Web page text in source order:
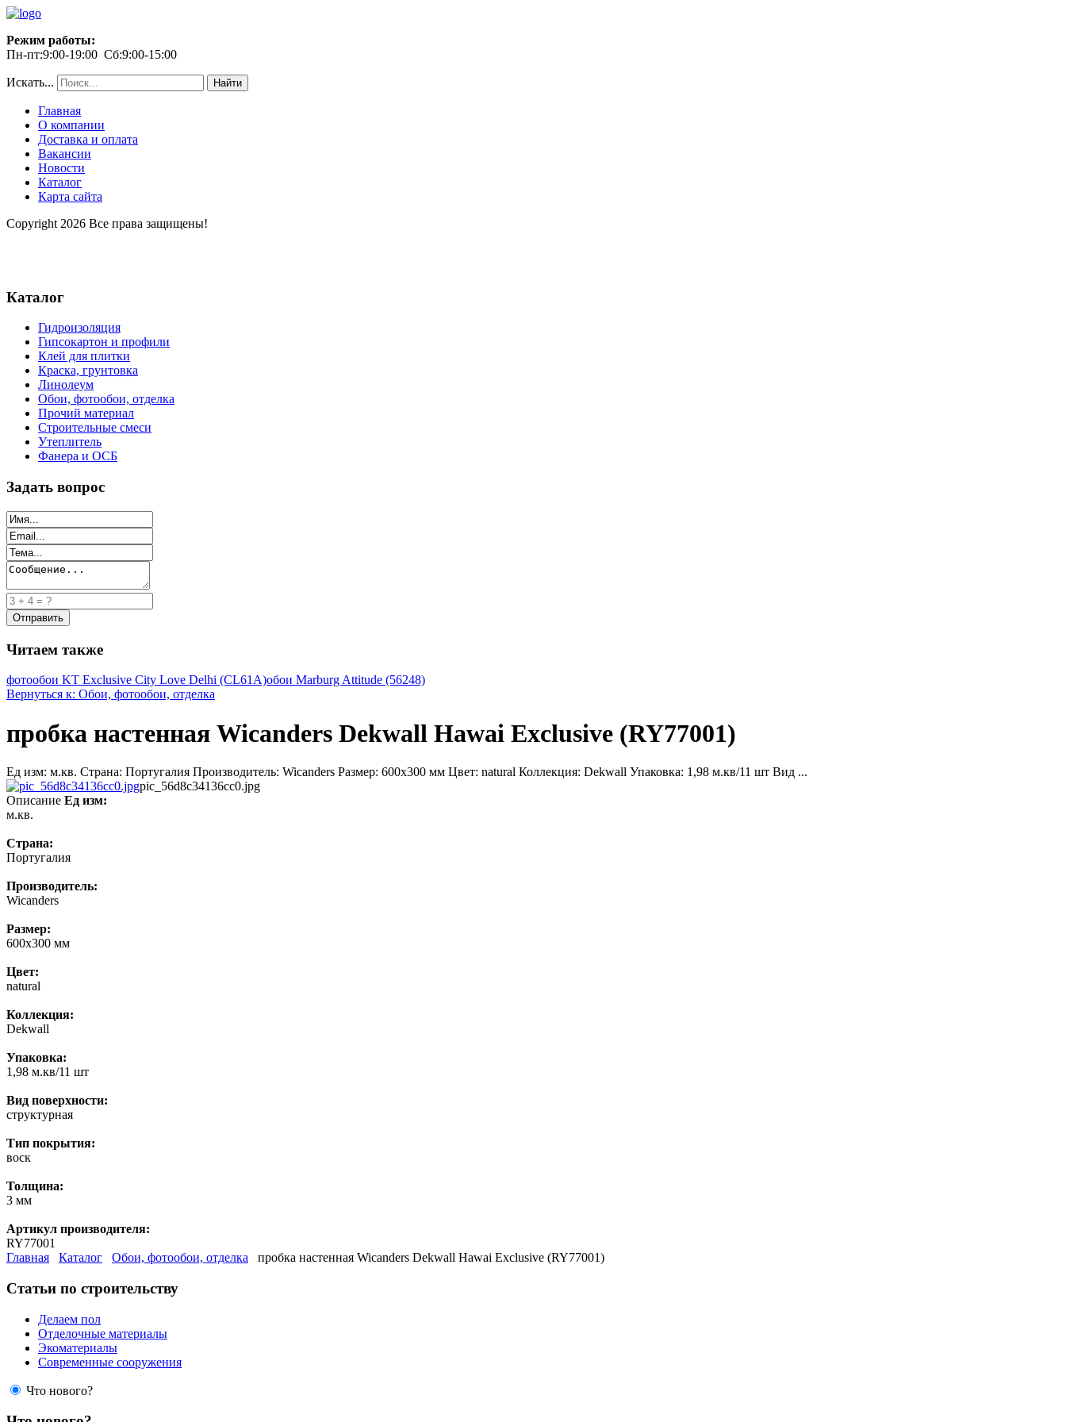
Режим работы:
Пн-пт:9:00-19:00 Сб:9:00-15:00
Искать... Найти
Главная
О компании
Доставка и оплата
Вакансии
Новости
Каталог
Карта сайта
Copyright 2026 Все права защищены!
Каталог
Гидроизоляция
Гипсокартон и профили
Клей для плитки
Краска, грунтовка
Линолеум
Обои, фотообои, отделка
Прочий материал
Строительные смеси
Утеплитель
Фанера и ОСБ
Задать вопрос
Читаем также
фотообои KT Exclusive City Love Delhi (CL61A)обои Marburg Attitude (56248)
Вернуться к: Обои, фотообои, отделка
пробка настенная Wicanders Dekwall Hawai Exclusive (RY77001)
Ед изм: м.кв. Страна: Португалия Производитель: Wicanders Размер: 600x300 мм Цвет: natural Коллекция: Dekwall Упаковка: 1,98 м.кв/11 шт Вид ...
pic_56d8c34136cc0.jpg
Описание Ед изм:
м.кв.
Страна:
Португалия
Производитель:
Wicanders
Размер:
600x300 мм
Цвет:
natural
Коллекция:
Dekwall
Упаковка:
1,98 м.кв/11 шт
Вид поверхности:
структурная
Тип покрытия:
воск
Толщина:
3 мм
Артикул производителя:
RY77001
Главная
Каталог Обои, фотообои, отделка пробка настенная Wicanders Dekwall Hawai Exclusive (RY77001)
Статьи по строительству
Делаем пол
Отделочные материалы
Экоматериалы
Современные сооружения
Что нового?